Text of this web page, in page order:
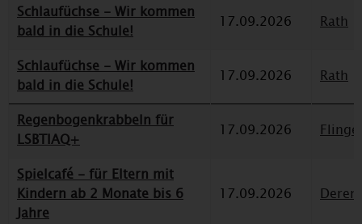
Schlaufüchse - Wir kommen
bald in die Schule!
17.09.2026 Rath
Schlaufüchse - Wir kommen
bald in die Schule!
17.09.2026 Rath
Regenbogenkrabbeln für
LSBTIAQ+
17.09.2026
Spielcafé - für Eltern mit
Kindern ab 2 Monate bis 6
Jahre
17.09.2026